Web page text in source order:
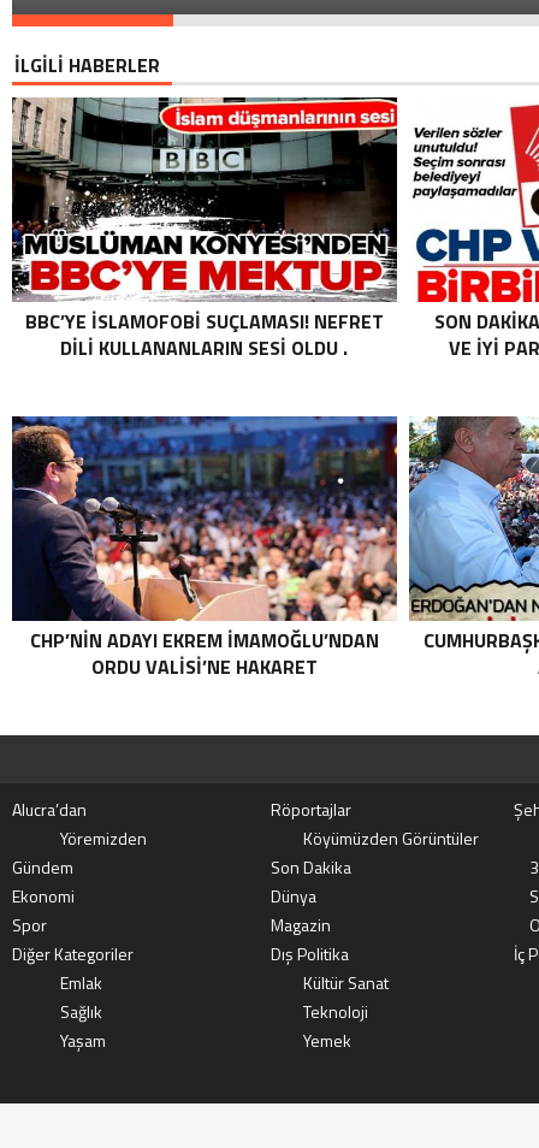
İLGİLİ HABERLER
BBC’YE İSLAMOFOBI SUÇLAMASI! NEFRET
DILI KULLANANLARIN SESI OLDU .
SON
VE İYI
CHP’NIN ADAYI EKREM İMAMOĞLU’NDAN
ORDU VALISI’NE HAKARET
Alucra’dan Röportajlar
Yöremizden
Köyümüzden Görüntüler
Gündem
Son Dakika
Ekonomi
Dünya
Spor
Magazin
Diğer Kategoriler
Dış Politika
İç
Emlak
Kültür Sanat
Sağlık
Teknoloji
Yaşam
Yemek